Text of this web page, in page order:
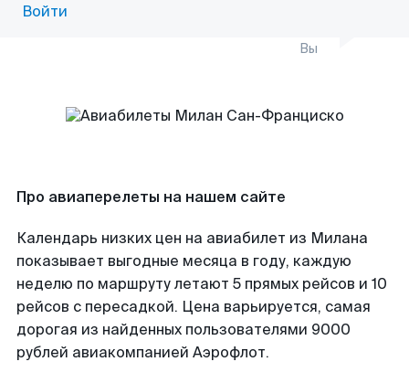
Войти
Вы
Про авиаперелеты на нашем сайте
Календарь низких цен на авиабилет из Милана
показывает выгодные месяца в году, каждую
неделю по маршруту летают 5 прямых рейсов и 10
рейсов с пересадкой. Цена варьируется, самая
дорогая из найденных пользователями 9000
рублей авиакомпанией Аэрофлот.